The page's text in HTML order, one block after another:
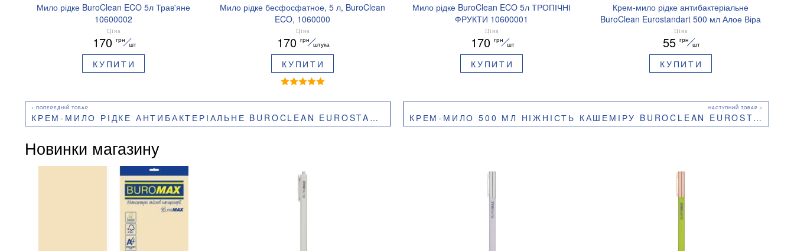
Мило рідке BuroClean ECO 5л Трав'яне
10600002
Ціна
170 грн
шт
КУПИТИ
Мило рідке бесфосфатное, 5 л, BuroClean
ECO, 1060000
Ціна
170 грн
штука
КУПИТИ
Мило рідке BuroClean ECO 5л ТРОПІЧНІ
ФРУКТИ 10600001
Ціна
170 грн
шт
КУПИТИ
Крем-мило рідке антибактеріальне
BuroClean Eurostandart 500 мл Алое Віра
10600203
Ціна
55 грн
шт
КУПИТИ
КРЕМ-МИЛО РІДКЕ АНТИБАКТЕРІАЛЬНЕ BUROCLEAN EUROSTANDART 500 МЛ АЛОЕ ВІРА 10600203 КРЕМ-МИЛО 500 МЛ НІЖНІСТЬ КАШЕМІРУ BUROCLEAN EUROSTANDART 10600202
Новинки магазину